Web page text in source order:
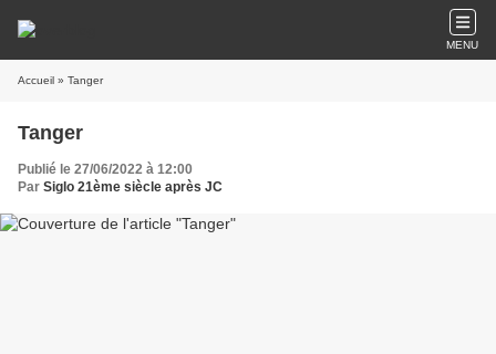
MENU
Accueil » Tanger
Tanger
Publié le 27/06/2022 à 12:00
Par Siglo 21ème siècle après JC